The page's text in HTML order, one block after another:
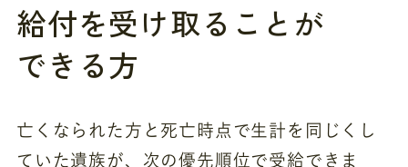
給付を受け取ることが
できる方
亡くなられた方と死亡時点で生計を同じくし
ていた遺族が、次の優先順位で受給できま